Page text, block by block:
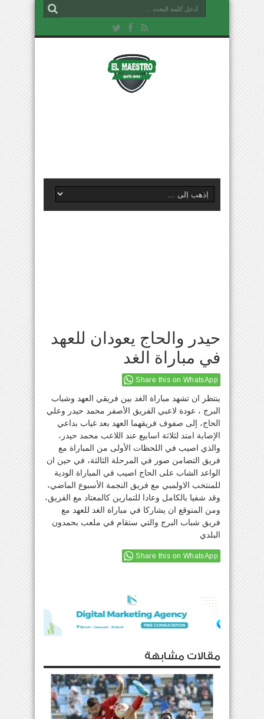
حيدر والحاج يعودان للعهد
في مباراة الغد
Share this on WhatsApp
ينتظر ان تشهد مباراة الغد بين فريقي العهد وشباب
البرج ، عودة لاعبي الفريق الأصفر محمد حيدر وعلي
الحاج، إلى صفوف فريقهما العهد بعد غياب بداعي
الإصابة امتد لثلاثة اسابيع عند اللاعب محمد حيدر،
والذي اصيب في اللحظات الأولى من المباراة مع
فريق التضامن صور في المرحلة الثالثة، في حين ان
الواعد الشاب على الحاج اصيب في المباراة الودية
للمنتخب الاولمبي مع فريق النجمة الأسبوع الماضي،
وقد شفيا بالكامل وعادا للتمارين كالمعتاد مع الفريق،
ومن المتوقع ان يشاركا في مباراة الغد للعهد مع
فريق شباب البرج والتي ستقام في ملعب بحمدون
البلدي
Share this on WhatsApp
مقالات مشابهة